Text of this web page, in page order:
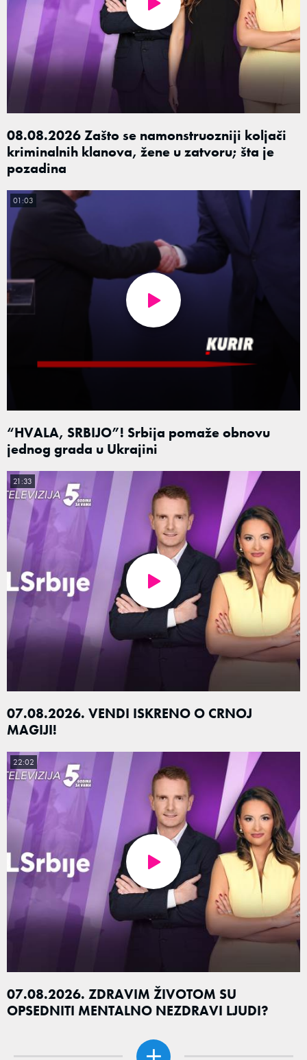
08.08.2026 Zašto se namonstruozniji koljači
kriminalnih klanova, žene u zatvoru; šta je
pozadina
“HVALA, SRBIJO”! Srbija pomaže obnovu
jednog grada u Ukrajini
01:03
07.08.2026. VENDI ISKRENO O CRNOJ
MAGIJI!
21:33
07.08.2026. ZDRAVIM ŽIVOTOM SU
OPSEDNITI MENTALNO NEZDRAVI LJUDI?
22:02